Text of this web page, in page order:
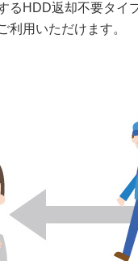
HDD返却不要タイ
用いただけます。